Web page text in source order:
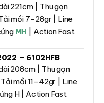
221cm | Thu gọn
mồi 7-28gr | Line
MH | Action Fast
– 6102HFB
208cm | Thu gọn
mồi 11-42gr | Line
H | Action Fast